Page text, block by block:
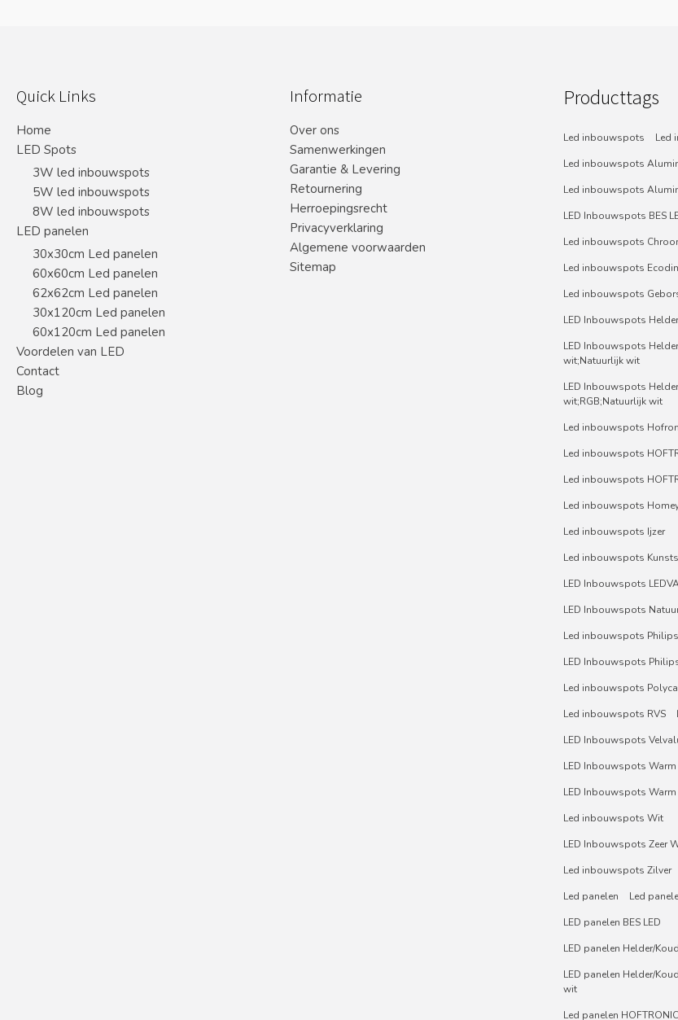
Quick Links
Home
LED Spots
3W led inbouwspots
5W led inbouwspots
8W led inbouwspots
LED panelen
30x30cm Led panelen
60x60cm Led panelen
62x62cm Led panelen
30x120cm Led panelen
60x120cm Led panelen
Voordelen van LED
Contact
Blog
Informatie
Over ons
Samenwerkingen
Garantie & Levering
Retournering
Herroepingsrecht
Privacyverklaring
Algemene voorwaarden
Sitemap
Producttags
Led inbouwspots
Led
Led inbouwspots
Led inbouwspots
LED Inbouwspots BES
Led inbouwspots
Led inbouwspots
Led inbouwspots
LED Inbouwspots
LED Inbouwspots
wit;Natuurlijk wit
LED Inbouwspots
wit;RGB;Natuurlijk wit
Led inbouwspots
Led inbouwspots
Led inbouwspots
Led inbouwspots
Led inbouwspots Ijzer
Led inbouwspots
LED Inbouwspots
LED Inbouwspots
Led inbouwspots Philips
LED Inbouwspots
Led inbouwspots
Led inbouwspots RVS
LED Inbouwspots
LED Inbouwspots
LED Inbouwspots
Led inbouwspots Wit
LED Inbouwspots Zeer
Led inbouwspots Zilver
Led panelen
Led
LED panelen BES LED
LED panelen Helder/
LED panelen Helder/
wit
Led panelen